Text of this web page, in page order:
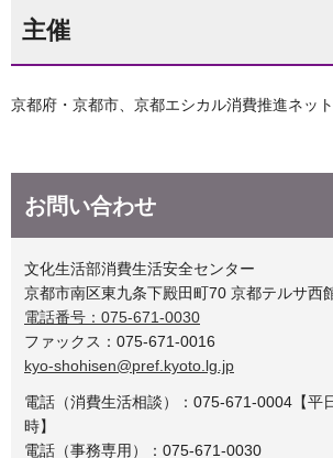
主催
京都府・京都市、京都エシカル消費推進ネッ
お問い合わせ
文化生活部消費生活安全センター
京都市南区東九条下殿田町70 京都テルサ西
電話番号：075-671-0030
ファックス：075-671-0016
kyo-shohisen@pref.kyoto.lg.jp
電話（消費生活相談）：075-671-0004【平
時】
電話（事務専用）：075-671-0030